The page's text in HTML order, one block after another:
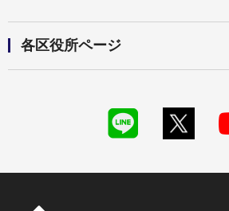
各区役所ページ